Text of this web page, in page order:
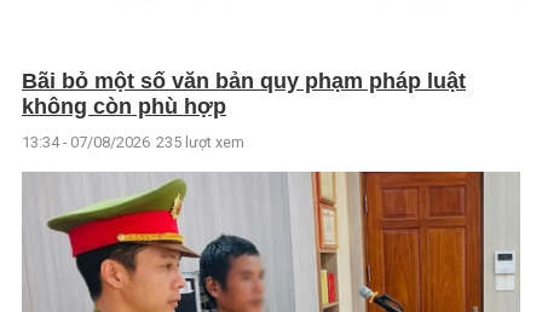
Bãi bỏ một số văn bản quy phạm pháp luật
không còn phù hợp
13:34 - 07/08/2026 235 lượt xem